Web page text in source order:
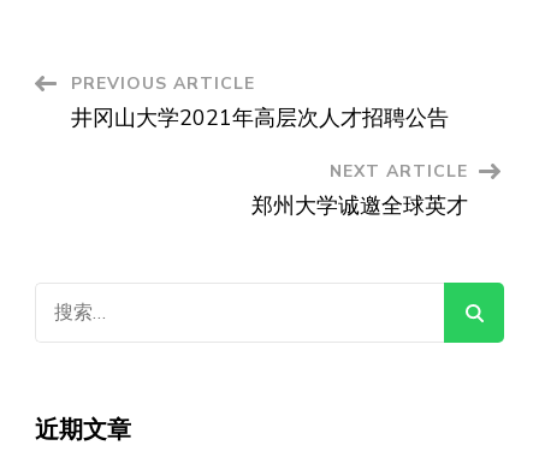
Post
Navigation
PREVIOUS ARTICLE
井冈山大学2021年高层次人才招聘公告
NEXT ARTICLE
郑州大学诚邀全球英才
索：
近期文章